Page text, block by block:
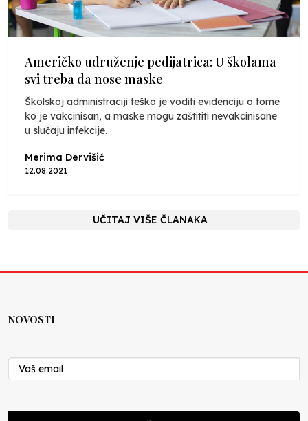
Američko udruženje pedijatrica: U školama
svi treba da nose maske
Školskoj administraciji teško je voditi evidenciju o tome
ko je vakcinisan, a maske mogu zaštititi nevakcinisane
u slučaju infekcije.
Merima Dervišić
12.08.2021
UČITAJ VIŠE ČLANAKA
NOVOSTI